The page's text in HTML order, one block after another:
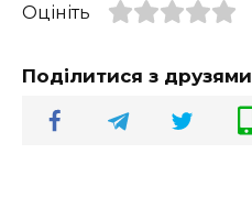
Оцініть
Поділитися з друзями